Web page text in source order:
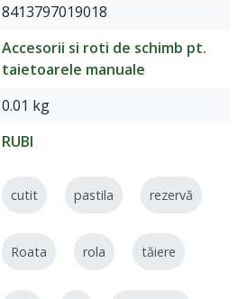
8413797019018
Accesorii si roti de schimb pt.
taietoarele manuale
0.01 kg
RUBI
cutit pastila rezervă
Roata rola tăiere